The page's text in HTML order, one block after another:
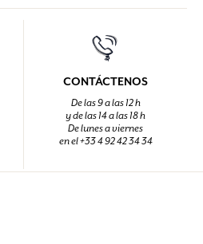
CONTÁCTENOS
De las 9 a las 12 h
y de las 14 a las 18 h
De lunes a viernes
en el +33 4 92 42 34 34